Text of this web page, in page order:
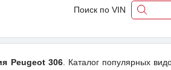
Поиск по VIN
Peugeot 306. Каталог популярных